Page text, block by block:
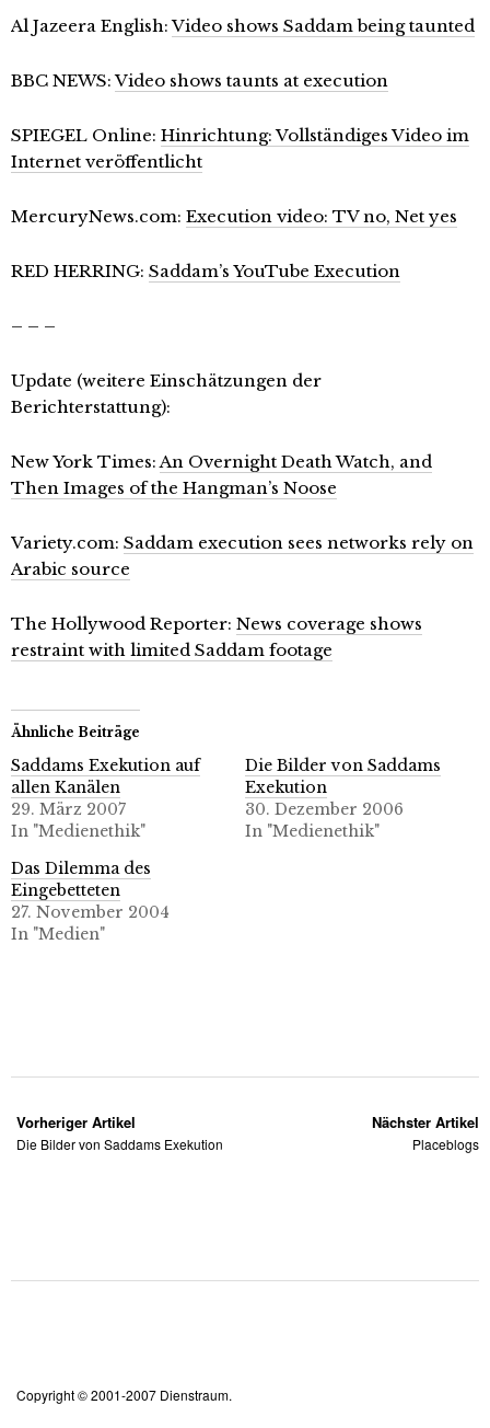
Al Jazeera English:Video shows Saddam being taunted
BBC NEWS:Video shows taunts at execution
SPIEGEL Online: Hinrichtung: Vollständiges Video im
Internet veröffentlicht
MercuryNews.com: Execution video: TV no, Net yes
RED HERRING: Saddam’s YouTube Execution
– – –
Update (weitere Einschätzungen der
Berichterstattung):
New York Times:An Overnight Death Watch, and
Then Images of the Hangman’s Noose
Variety.com: Saddam execution sees networks rely on
Arabic source
The Hollywood Reporter: News coverage shows
restraint with limited Saddam footage
Ähnliche Beiträge
Saddams Exekution auf
allen Kanälen
29. März 2007
In "Medienethik"
Die Bilder von Saddams
Exekution
30. Dezember 2006
In "Medienethik"
Das Dilemma des
Eingebetteten
27. November 2004
In "Medien"
Vorheriger Artikel
Die Bilder von Saddams Exekution
Nächster Artikel
Placeblogs
Copyright © 2001-2007 Dienstraum.